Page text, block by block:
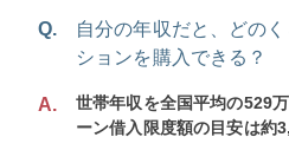
Q.
自分の年収だと、どの
ションを購入できる？
A.
世帯年収を全国平均の529
ーン借入限度額の目安は約